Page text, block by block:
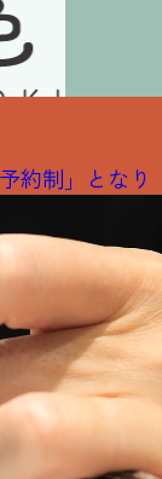
約制」となり